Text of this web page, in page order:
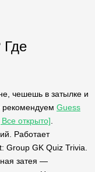
Где
чешешь в затылке и
рекомендуем Guess
открыто]
Работает
Group GK Quiz Trivia.
затея —